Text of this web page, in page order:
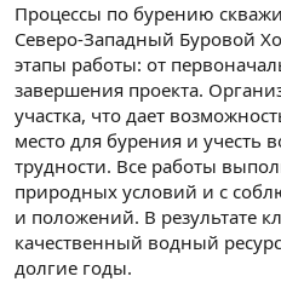
Процессы по бурению
Северо-Западный Буровой
этапы работы: от
завершения проекта.
участка, что дает
место для бурения и
трудности. Все работы
природных условий и с
и положений. В результате
качественный водный
долгие годы.